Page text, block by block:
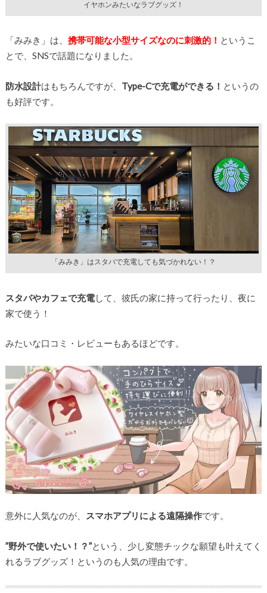
イヤホンみたいなラブグッズ！
「みみき」は、 携帯可能な小型サイズなのに刺激的！ というこ
とで、SNSで話題になりました。
防水設計はもちろんですが、 Type-Cで充電ができる！ というの
も好評です。
「みみき」はスタバで充電しても気づかれない！？
スタバやカフェで充電して、彼氏の家に持って行ったり、夜に
家で使う！
みたいな口コミ・レビューもあるほどです。
意外に人気なのが、 スマホアプリによる遠隔操作です。
”野外で使いたい！？”という、少し変態チックな願望も叶えてく
れるラブグッズ！というのも人気の理由です。